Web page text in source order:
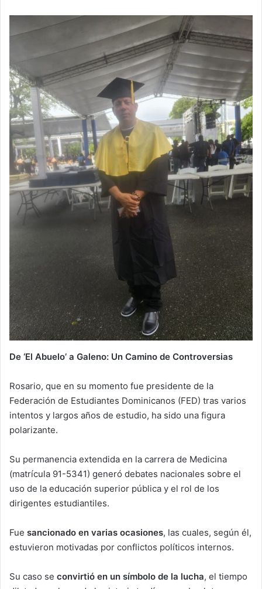
De ‘El Abuelo’ a Galeno: Un Camino de Controversias
Rosario, que en su momento fue presidente de la
Federación de Estudiantes Dominicanos (FED) tras varios
intentos y largos años de estudio, ha sido una figura
polarizante.
Su permanencia extendida en la carrera de Medicina
(matrícula 91-5341) generó debates nacionales sobre el
uso de la educación superior pública y el rol de los
dirigentes estudiantiles.
Fue sancionado en varias ocasiones, las cuales, según él,
estuvieron motivadas por conflictos políticos internos.
Su caso se convirtió en un símbolo de la lucha, el tiempo